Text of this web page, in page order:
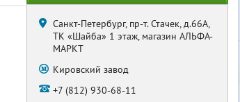
Санкт-Петербург, пр-т. Стачек, д.66А,
ТК «Шайба» 1 этаж, магазин АЛЬФА-
МАРКТ
Кировский завод
+7 (812) 930-68-11